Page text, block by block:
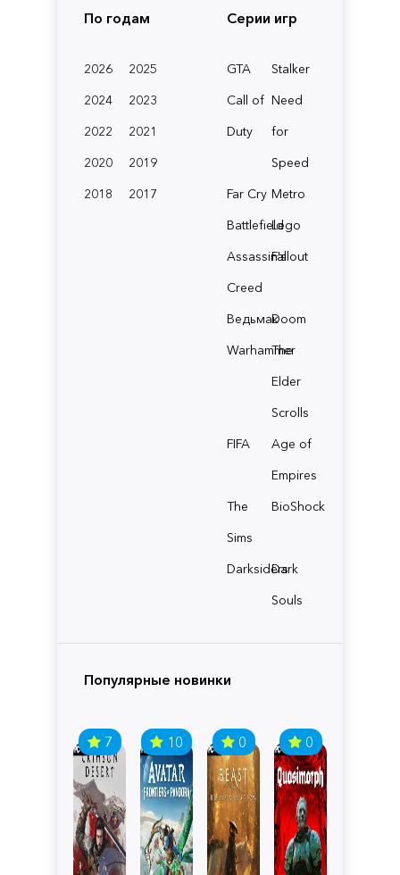
По годам
2026
2025
2024
2023
2022
2021
2020
2019
2018
2017
Серии игр
GTA
Stalker
Call of
Duty
Need
for
Speed
Far Cry Metro
BattlefieldLego
Assassin's
Creed
Fallout
ВедьмакDoom
Warhammer
The
Elder
Scrolls
FIFA
Age of
Empires
The
Sims
BioShock
Darksiders
Dark
Souls
Популярные новинки
7 10 0 0